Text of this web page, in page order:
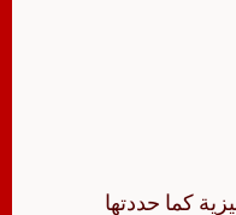
كما حددتها